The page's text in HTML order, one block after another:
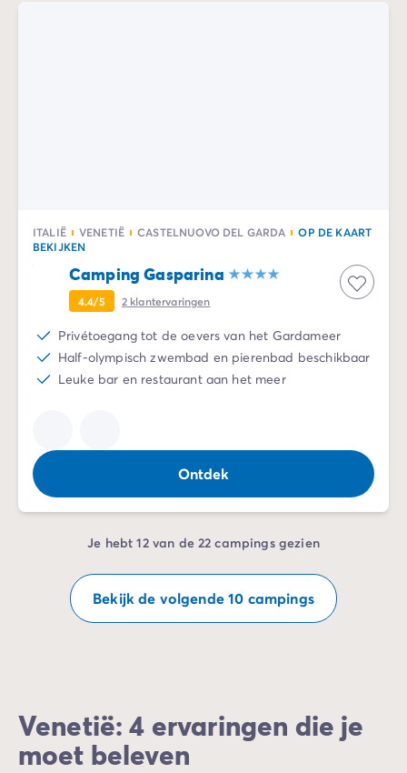
ITALIË VENETIË CASTELNUOVO DEL GARDA
OP DE KAART
BEKIJKEN
Camping Gasparina
4.4/5 2 klantervaringen
Privétoegang tot de oevers van het Gardameer
Half-olympisch zwembad en pierenbad beschikbaar
Leuke bar en restaurant aan het meer
Ontdek
Je hebt 12 van de 22 campings gezien
Bekijk de volgende 10 campings
Venetië: 4 ervaringen die je
moet beleven